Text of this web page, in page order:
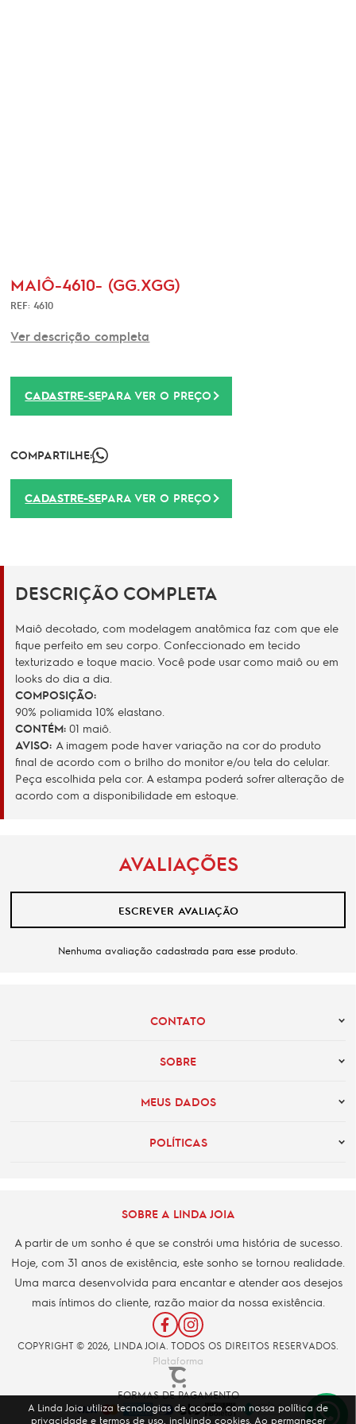
MAIÔ-4610- (GG.XGG)
REF: 4610
Ver descrição completa
CADASTRE-SEPARA VER O PREÇO
COMPARTILHE:
CADASTRE-SEPARA VER O PREÇO
DESCRIÇÃO COMPLETA
Maiô decotado, com modelagem anatômica faz com que ele
fique perfeito em seu corpo. Confeccionado em tecido
texturizado e toque macio. Você pode usar como maiô ou em
looks do dia a dia.
COMPOSIÇÃO:
90% poliamida 10% elastano.
CONTÉM: 01 maiô.
AVISO: A imagem pode haver variação na cor do produto
final de acordo com o brilho do monitor e/ou tela do celular.
Peça escolhida pela cor. A estampa poderá sofrer alteração de
acordo com a disponibilidade em estoque.
AVALIAÇÕES
ESCREVER AVALIAÇÃO
Nenhuma avaliação cadastrada para esse produto.
CONTATO
SOBRE
MEUS DADOS
POLÍTICAS
SOBRE A LINDA JOIA
A partir de um sonho é que se constrói uma história de sucesso.
Hoje, com 31 anos de existência, este sonho se tornou realidade.
Uma marca desenvolvida para encantar e atender aos desejos
mais íntimos do cliente, razão maior da nossa existência.
COPYRIGHT © 2026, LINDA JOIA. TODOS OS DIREITOS RESERVADOS.
Plataforma
FORMAS DE PAGAMENTO
A Linda Joia utiliza tecnologias de acordo com nossa política de
privacidade e termos de uso, incluindo cookies. Ao permanecer